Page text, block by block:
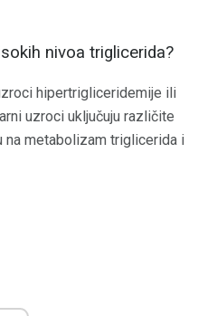
nivoa triglicerida?
hipertrigliceridemije ili
uzroci uključuju različite
na metabolizam triglicerida i